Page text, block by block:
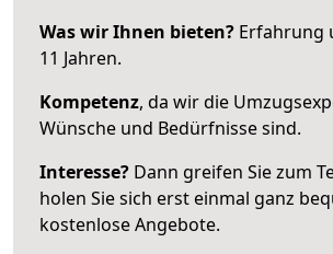
Was wir Ihnen bieten? Erfahrung
11 Jahren.
Kompetenz, da wir die
Wünsche und Bedürfnisse sind.
Interesse? Dann greifen Sie zum
holen Sie sich erst einmal ganz
kostenlose Angebote.